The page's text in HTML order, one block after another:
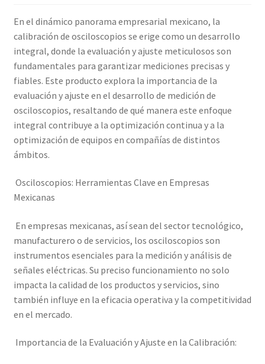
Calibración de Amperímetros – Elekmed México
Calibración de Medidores de Resistencia – Elekmed México
Calibración de Multímetros – Elekmed México
Calibración de Osciloscopios – Elekmed México
Carrito
Finalizar compra
Medidor de tierras con certificado de calibración
Mi cuenta
Multímetro con certificado de calibración
Nuestra Misión en Elekmed México
Osciloscopio con certificado de calibración
En el dinámico panorama empresarial mexicano, la
calibración de osciloscopios se erige como un desarrollo
integral, donde la evaluación y ajuste meticulosos son
fundamentales para garantizar mediciones precisas y
fiables. Este producto explora la importancia de la
evaluación y ajuste en el desarrollo de medición de
osciloscopios, resaltando de qué manera este enfoque
integral contribuye a la optimización continua y a la
optimización de equipos en compañías de distintos
ámbitos.
Osciloscopios: Herramientas Clave en Empresas
Mexicanas
En empresas mexicanas, así sean del sector tecnológico,
manufacturero o de servicios, los osciloscopios son
instrumentos esenciales para la medición y análisis de
señales eléctricas. Su preciso funcionamiento no solo
impacta la calidad de los productos y servicios, sino
también influye en la eficacia operativa y la competitividad
en el mercado.
Importancia de la Evaluación y Ajuste en la Calibración: